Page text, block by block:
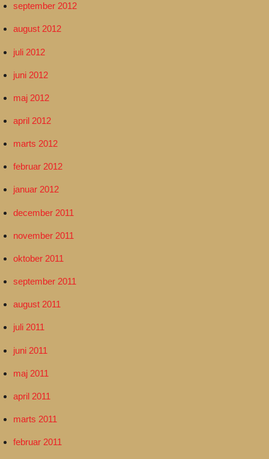
september 2012
august 2012
juli 2012
juni 2012
maj 2012
april 2012
marts 2012
februar 2012
januar 2012
december 2011
november 2011
oktober 2011
september 2011
august 2011
juli 2011
juni 2011
maj 2011
april 2011
marts 2011
februar 2011